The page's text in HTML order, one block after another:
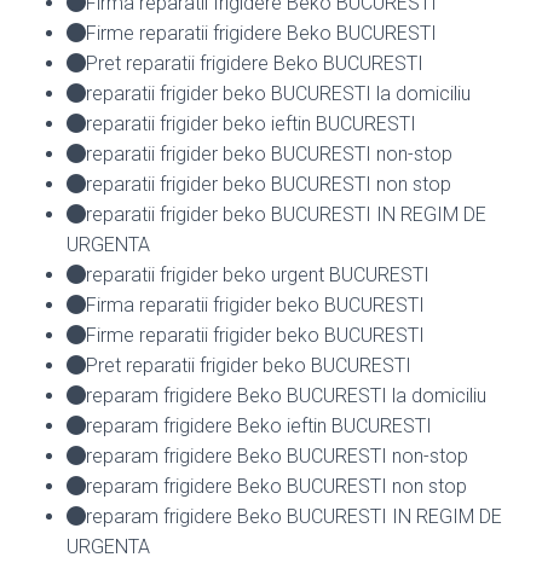
Firme reparatii frigidere Beko BUCURESTI
Pret reparatii frigidere Beko BUCURESTI
reparatii frigider beko BUCURESTI la domiciliu
reparatii frigider beko ieftin BUCURESTI
reparatii frigider beko BUCURESTI non-stop
reparatii frigider beko BUCURESTI non stop
reparatii frigider beko BUCURESTI IN REGIM DE
URGENTA
reparatii frigider beko urgent BUCURESTI
Firma reparatii frigider beko BUCURESTI
Firme reparatii frigider beko BUCURESTI
Pret reparatii frigider beko BUCURESTI
reparam frigidere Beko BUCURESTI la domiciliu
reparam frigidere Beko ieftin BUCURESTI
reparam frigidere Beko BUCURESTI non-stop
reparam frigidere Beko BUCURESTI non stop
reparam frigidere Beko BUCURESTI IN REGIM DE
URGENTA